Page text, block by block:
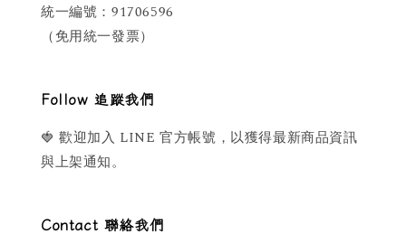
統一編號：91706596
（免用統一發票）
Follow 追蹤我們
🍓 歡迎加入 LINE 官方帳號，以獲得最新商品資訊
與上架通知。
Contact 聯絡我們